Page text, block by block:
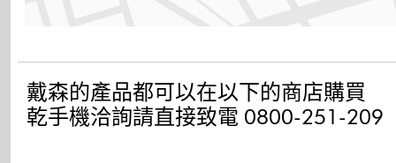
戴森的產品都可以在以下的商店購買
乾手機洽詢請直接致電 0800-251-209